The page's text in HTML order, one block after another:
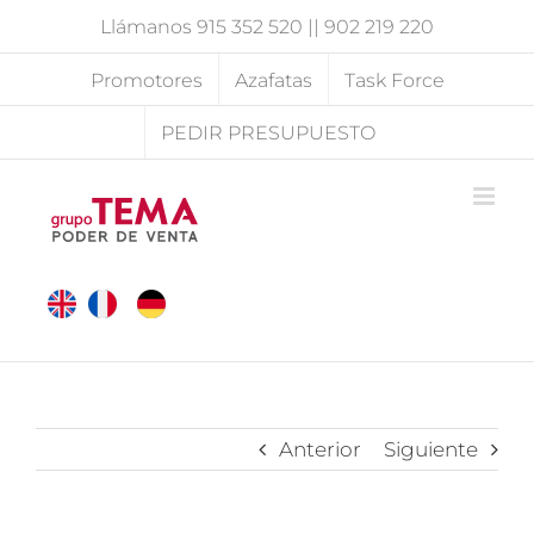
Llámanos 915 352 520 || 902 219 220
Promotores Azafatas Task Force
PEDIR PRESUPUESTO
Anterior Siguiente